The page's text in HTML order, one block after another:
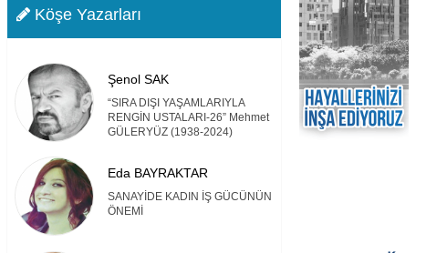
Köşe Yazarları
Şenol SAK
“SIRA DIŞI YAŞAMLARIYLA
RENGİN USTALARI-26” Mehmet
GÜLERYÜZ (1938-2024)
Eda BAYRAKTAR
SANAYİDE KADIN İŞ GÜCÜNÜN
ÖNEMİ